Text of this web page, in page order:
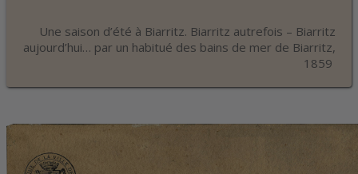
Une saison d’été à Biarritz. Biarritz autrefois – Biarritz
aujourd’hui… par un habitué des bains de mer de Biarritz,
1859